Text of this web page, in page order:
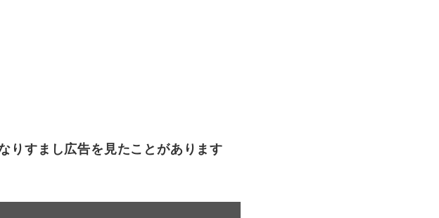
すまし広告を見たことがあります